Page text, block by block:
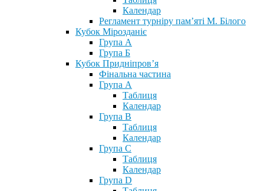
Календар
Регламент турніру пам’яті М. Білого
Кубок Мірозданіє
Група А
Група Б
Кубок Придніпров’я
Фінальна частина
Група А
Таблиця
Календар
Група В
Таблиця
Календар
Група С
Таблиця
Календар
Група D